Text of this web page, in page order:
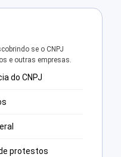
se o CNPJ
e outras empresas.
do CNPJ
protestos